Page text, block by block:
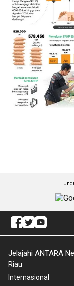
Jelajahi ANTARA
Riau
Internasional